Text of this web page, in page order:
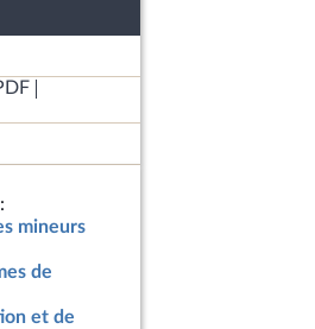
mineurs
de
et de